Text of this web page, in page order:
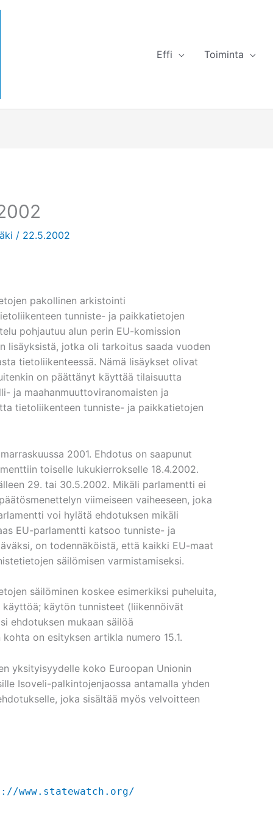
Effi Toiminta
/ 22.5.2002
pakollinen arkistointi
tunniste- ja paikkatietojen
pohjautuu alun perin EU-komission
lisäyksistä, jotka oli tarkoitus saada vuoden
tietoliikenteessä. Nämä lisäykset olivat
on päättänyt käyttää tilaisuutta
ja maahanmuuttoviranomaisten ja
tietoliikenteen tunniste- ja paikkatietojen
2001. Ehdotus on saapunut
toiselle lukukierrokselle 18.4.2002.
29. tai 30.5.2002. Mikäli parlamentti ei
viimeiseen vaiheeseen, joka
voi hylätä ehdotuksen mikäli
EU-parlamentti katsoo tunniste- ja
on todennäköistä, että kaikki EU-maat
säilömisen varmistamiseksi.
säilöminen koskee esimerkiksi puheluita,
käytön tunnisteet (liikennöivät
ehdotuksen mukaan säilöä
on esityksen artikla numero 15.1.
yksityisyydelle koko Euroopan Unionin
Isoveli-palkintojenjaossa antamalla yhden
joka sisältää myös velvoitteen
www.statewatch.org/